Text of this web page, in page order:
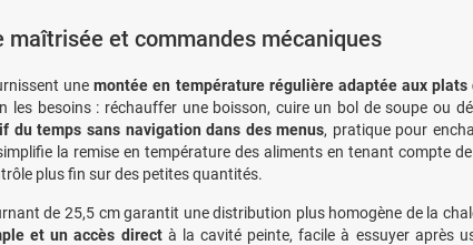
maîtrisée et commandes mécaniques
unemontée en température régulière adaptée aux plats
les besoins : réchauffer une boisson, cuire un bol de soupe ou
du temps sans navigation dans des menus, pratique pour
la remise en température des aliments en tenant compte
plus fin sur des petites quantités.
de 25,5 cm garantit une distribution plus homogène de la
et un accès directà la cavité peinte, facile à essuyer après